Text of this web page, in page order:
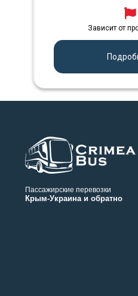
Зависит от
Пассажирские перевозки
Крым-Украина и обратно